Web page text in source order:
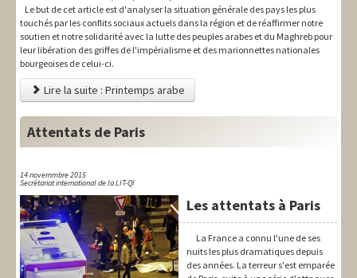
Le but de cet article est d'analyser la situation générale des pays les plus
touchés par les conflits sociaux actuels dans la région et de réaffirmer notre
soutien et notre solidarité avec la lutte des peuples arabes et du Maghreb pour
leur libération des griffes de l'impérialisme et des marionnettes nationales
bourgeoises de celui-ci.
Lire la suite : Printemps arabe
Attentats de Paris
14 novemmbre 2015
Secrétariat international de la LIT-QI
Les attentats à Paris
La France a connu l'une de ses
nuits les plus dramatiques depuis
des années. La terreur s'est emparée